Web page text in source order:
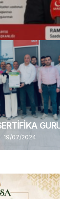
14/07/2026
19/07/2024